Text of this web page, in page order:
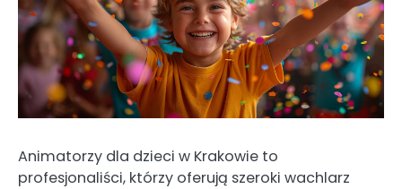
Animatorzy dla dzieci w Krakowie to
profesjonaliści, którzy oferują szeroki wachlarz